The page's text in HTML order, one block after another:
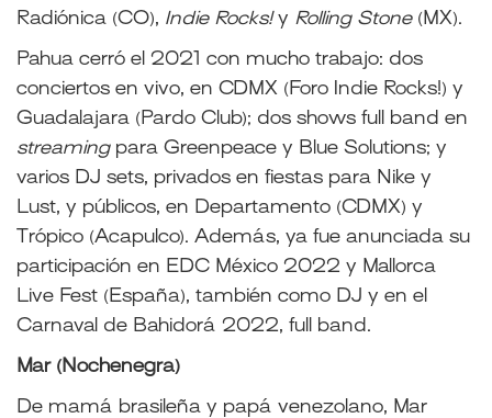
Radiónica (CO), Indie Rocks!y Rolling Stone(MX).
Pahua cerró el 2021 con mucho trabajo: dos
conciertos en vivo, en CDMX (Foro Indie Rocks!) y
Guadalajara (Pardo Club); dos shows full band en
streamingpara Greenpeace y Blue Solutions; y
varios DJ sets, privados en fiestas para Nike y
Lust, y públicos, en Departamento (CDMX) y
Trópico (Acapulco). Además, ya fue anunciada su
participación en EDC México 2022 y Mallorca
Live Fest (España), también como DJ y en el
Carnaval de Bahidorá 2022, full band.
Mar (Nochenegra)
De mamá brasileña y papá venezolano, Mar